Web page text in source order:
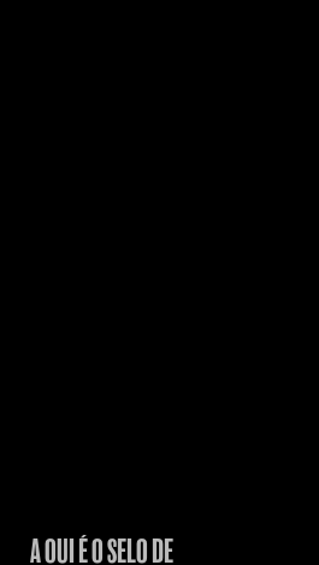
A OUI É O SELO DE